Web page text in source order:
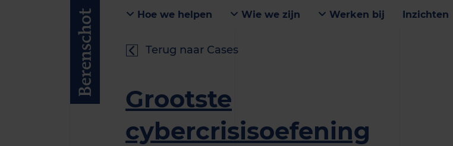
Hoe we helpen Wie we zijn Werken bij Inzichten
Terug naar Cases
Grootste
cybercrisisoefening